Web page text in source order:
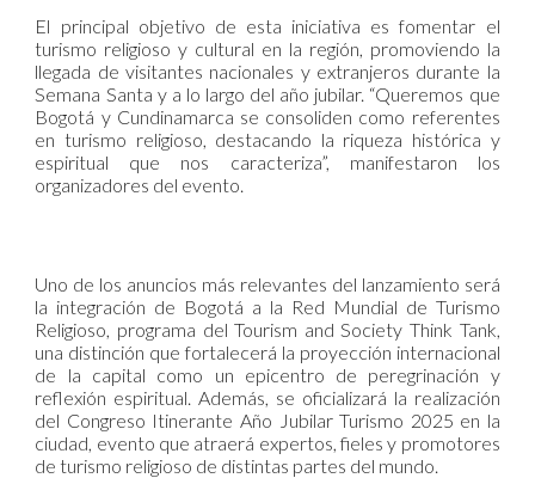
El principal objetivo de esta iniciativa es fomentar el
turismo religioso y cultural en la región, promoviendo la
llegada de visitantes nacionales y extranjeros durante la
Semana Santa y a lo largo del año jubilar. “Queremos que
Bogotá y Cundinamarca se consoliden como referentes
en turismo religioso, destacando la riqueza histórica y
espiritual que nos caracteriza”, manifestaron los
organizadores del evento.
Uno de los anuncios más relevantes del lanzamiento será
la integración de Bogotá a la Red Mundial de Turismo
Religioso, programa del Tourism and Society Think Tank,
una distinción que fortalecerá la proyección internacional
de la capital como un epicentro de peregrinación y
reflexión espiritual. Además, se oficializará la realización
del Congreso Itinerante Año Jubilar Turismo 2025 en la
ciudad, evento que atraerá expertos, fieles y promotores
de turismo religioso de distintas partes del mundo.